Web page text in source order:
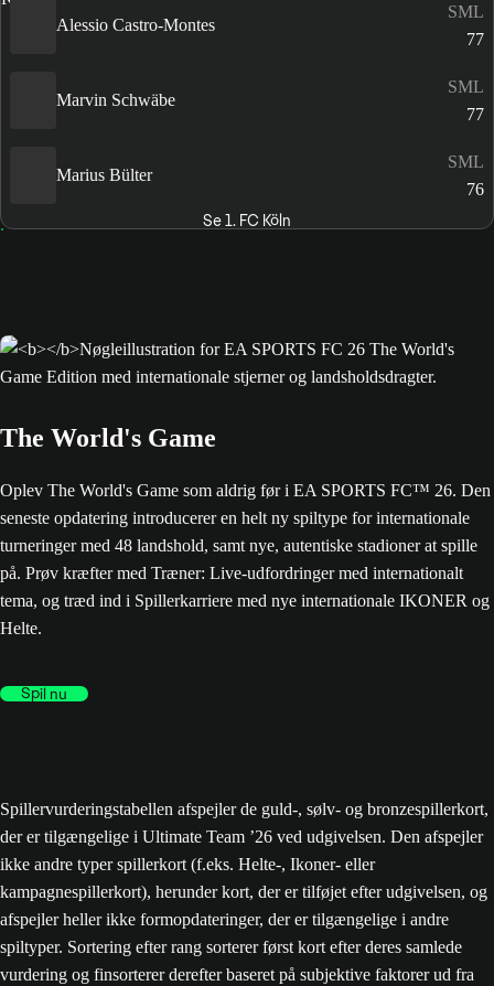
Alessio Castro-Montes
SML
77
Marvin Schwäbe
SML
77
Marius Bülter
SML
76
Se 1. FC Köln
The World's Game
Oplev The World's Game som aldrig før i EA SPORTS FC™ 26. Den
seneste opdatering introducerer en helt ny spiltype for internationale
turneringer med 48 landshold, samt nye, autentiske stadioner at spille
på. Prøv kræfter med Træner: Live-udfordringer med internationalt
tema, og træd ind i Spillerkarriere med nye internationale IKONER og
Helte.
Spil nu
Spillervurderingstabellen afspejler de guld-, sølv- og bronzespillerkort,
der er tilgængelige i Ultimate Team ’26 ved udgivelsen. Den afspejler
ikke andre typer spillerkort (f.eks. Helte-, Ikoner- eller
kampagnespillerkort), herunder kort, der er tilføjet efter udgivelsen, og
afspejler heller ikke formopdateringer, der er tilgængelige i andre
spiltyper. Sortering efter rang sorterer først kort efter deres samlede
vurdering og finsorterer derefter baseret på subjektive faktorer ud fra